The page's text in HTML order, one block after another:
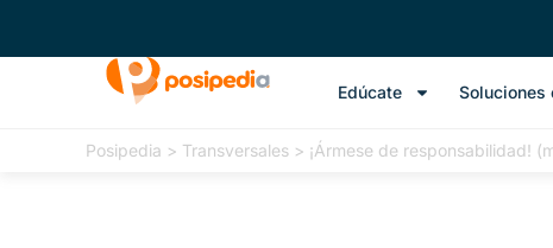
Edúcate Soluciones
Posipedia > Transversales > ¡Ármese de responsabilidad!